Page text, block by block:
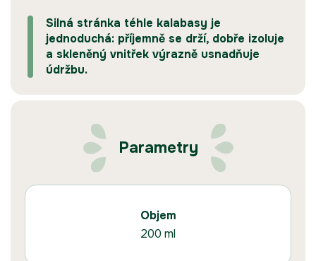
Silná stránka téhle kalabasy je
jednoduchá: příjemně se drží, dobře izoluje
a skleněný vnitřek výrazně usnadňuje
údržbu.
Parametry
Objem
200 ml